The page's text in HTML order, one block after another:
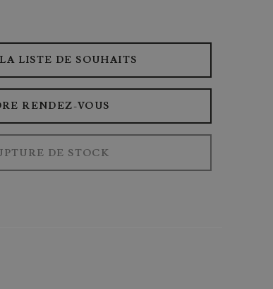
LISTE DE SOUHAITS
RENDEZ-VOUS
DE STOCK